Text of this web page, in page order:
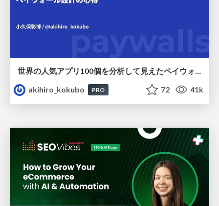
akihiro_kokubo
PRO 72 41k